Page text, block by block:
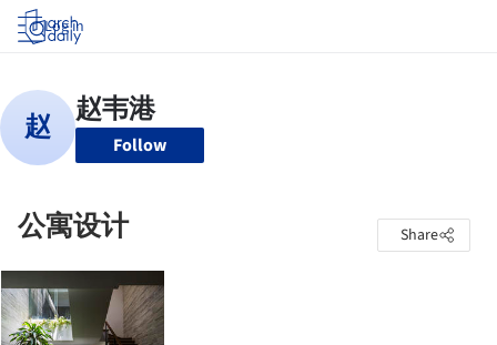
Log in
Follow
公寓设计 Share